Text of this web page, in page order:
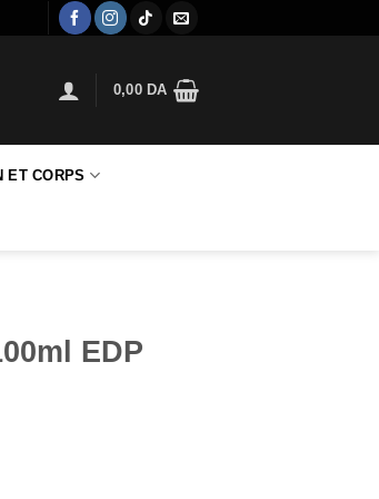
0,00 DA
ET CORPS
EDP